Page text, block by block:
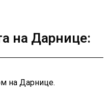
на Дарнице:
на Дарнице.